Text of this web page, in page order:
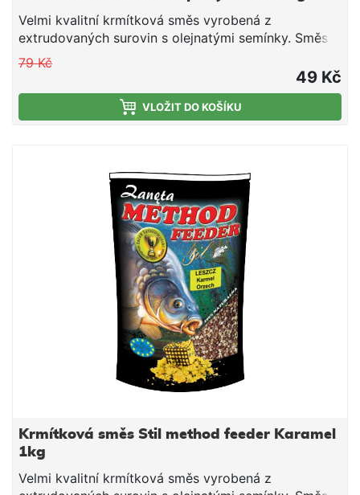
Velmi kvalitní krmítková směs vyrobená z
extrudovaných surovin s olejnatými semínky. Směs
je vhodná pro použití v průběhu celé sezony. Jedná
se o směs tepelně upravených obilovin a olejnatin,
doplněnou o živočišné moučky a atraktivní aroma.
Směs je ideální pro použití do krmítek, ale i do
vlhčíme raději méně a chvilku čekáme do vsáknutí. V
závislosti na povaze směsi, směs pouze opatrně
dovlhčujeme. Po vsáknutí a vzniku vhodné
konzistence plníme do krmítek.
79 Kč
49 Kč
VLOŽIT DO KOŠÍKU
Krmítková směs Stil method feeder Karamel
1kg
Velmi kvalitní krmítková směs vyrobená z